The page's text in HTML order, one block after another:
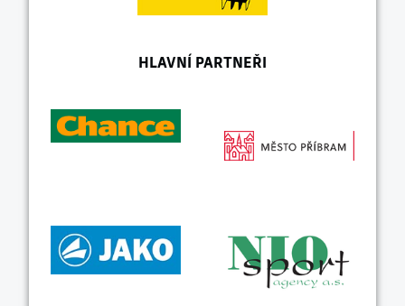
HLAVNÍ PARTNEŘI